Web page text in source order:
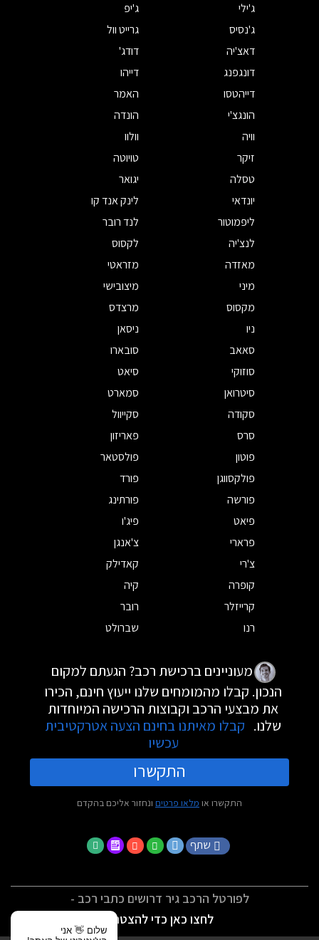
ג'ילי
ג'יפ
ג'נסיס
גרייט וול
דאצ'יה
דודג'
דונגפנג
דייהו
דייהטסו
האמר
הונגצ'י
הונדה
וויה
וולוו
זיקר
טויוטה
טסלה
יגואר
יונדאי
לינק אנד קו
ליפמוטור
לנד רובר
לנצ'יה
לקסוס
מאזדה
מזראטי
מיני
מיצובישי
מקסוס
מרצדס
ניו
ניסאן
סאאב
סובארו
סוזוקי
סיאט
סיטרואן
סמארט
סקודה
סקייוול
סרס
פאריזון
פוטון
פולסטאר
פולקסווגן
פורד
פורשה
פורתינג
פיאט
פיג'ו
פרארי
צ'אנגן
צ'רי
קאדילק
קופרה
קיה
קרייזלר
רובר
רנו
שברולט
מעוניינים ברכישת רכב? הגעתם למקום
הנכון. קבלו מהמומחים שלנו ייעוץ חינם, הכירו
את מבצעי הרכב וקבוצות הרכישה המיוחדות
שלנו. קבלו מאיתנו בחינם הצעה אטרקטיבית
עכשיו
התקשרו
התקשרו או מלאו פרטים ונחזור אליכם בהקדם
שתף
לפורטל הרכב גיר דרושים כתבי רכב -
לחצו כאן כדי להצטרף
שלום 👋 אני